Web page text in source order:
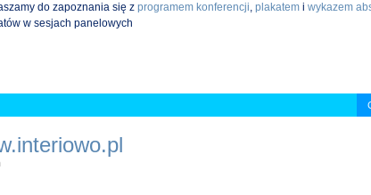
do zapoznania się z programem konferencji, plakatem i wykazem
w sesjach panelowych